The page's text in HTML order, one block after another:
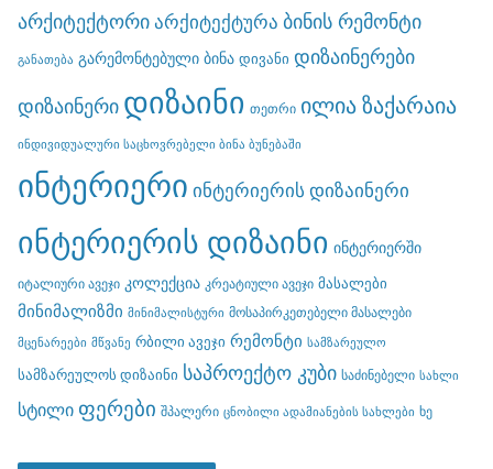
არქიტექტორიარქიტექტურა ბინის რემონტი
განათება გარემონტებული ბინა დივანი დიზაინერები
დიზაინერი დიზაინი თეთრი ილია ზაქარაია
ინდივიდუალური საცხოვრებელი ბინა ბუნებაში
ინტერიერი ინტერიერის დიზაინერი
ინტერიერის დიზაინი ინტერიერში
იტალიური ავეჯი კოლექცია კრეატიული ავეჯი მასალები
მინიმალიზმი მინიმალისტური მოსაპირკეთებელი მასალები
მცენარეები მწვანე რბილი ავეჯი რემონტი სამზარეულო
სამზარეულოს დიზაინი საპროექტო კუბი საძინებელი სახლი
სტილი ფერები შპალერი ცნობილი ადამიანების სახლები ხე